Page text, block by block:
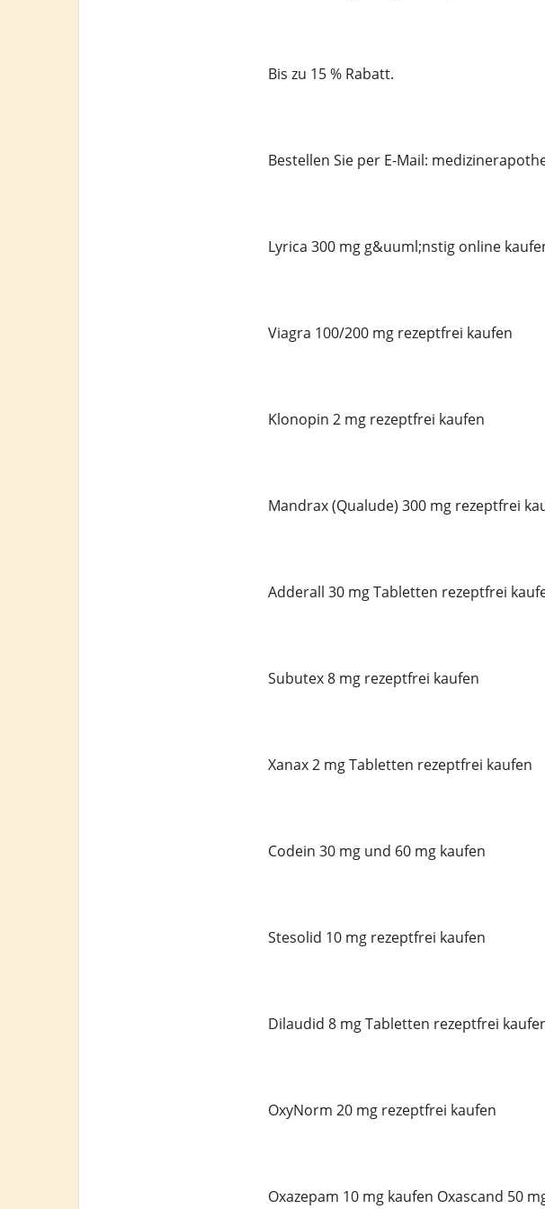
Bis zu 15 % Rabatt.
Bestellen Sie per E-Mail:
Lyrica 300 mg g&uuml;nstig online
Viagra 100/200 mg rezeptfrei kaufen
Klonopin 2 mg rezeptfrei kaufen
Mandrax (Qualude) 300 mg rezeptfrei
Adderall 30 mg Tabletten rezeptfrei
Subutex 8 mg rezeptfrei kaufen
Xanax 2 mg Tabletten rezeptfrei kaufen
Codein 30 mg und 60 mg kaufen
Stesolid 10 mg rezeptfrei kaufen
Dilaudid 8 mg Tabletten rezeptfrei
OxyNorm 20 mg rezeptfrei kaufen
Oxazepam 10 mg kaufen Oxascand 50